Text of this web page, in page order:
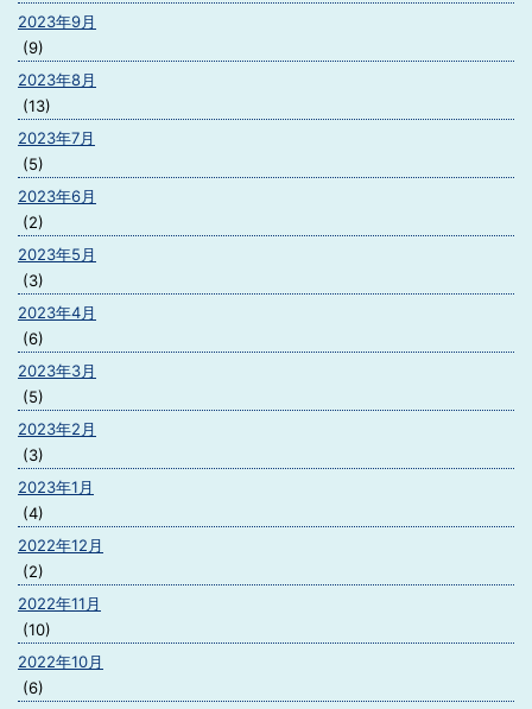
2023年9月
(9)
2023年8月
(13)
2023年7月
(5)
2023年6月
(2)
2023年5月
(3)
2023年4月
(6)
2023年3月
(5)
2023年2月
(3)
2023年1月
(4)
2022年12月
(2)
2022年11月
(10)
2022年10月
(6)